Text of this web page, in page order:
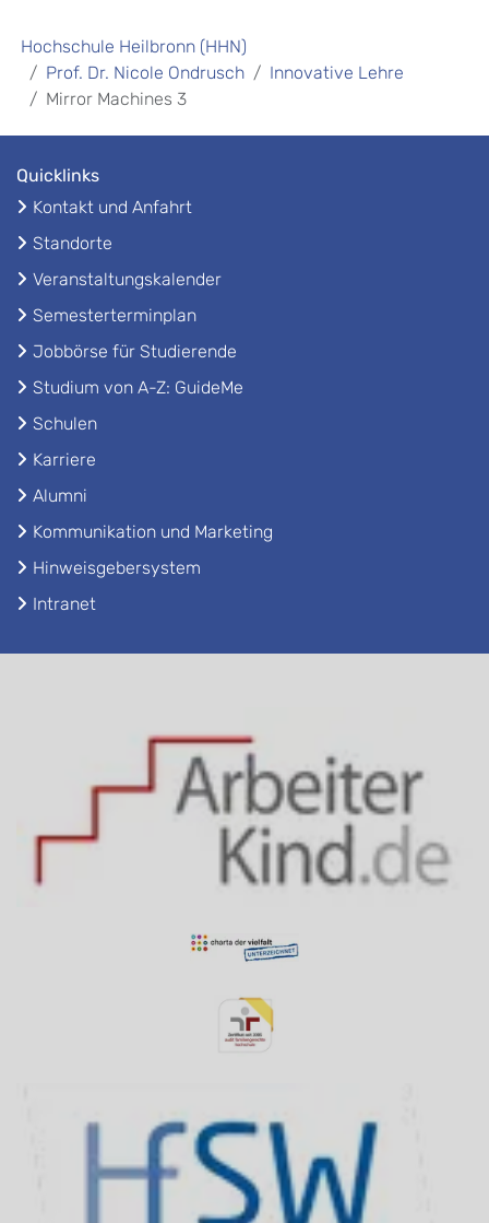
Hochschule Heilbronn (HHN)
Prof. Dr. Nicole Ondrusch
Innovative Lehre
Mirror Machines 3
Quicklinks
Kontakt und Anfahrt
Standorte
Veranstaltungskalender
Semesterterminplan
Jobbörse für Studierende
Studium von A-Z: GuideMe
Schulen
Karriere
Alumni
Kommunikation und Marketing
Hinweisgebersystem
Intranet